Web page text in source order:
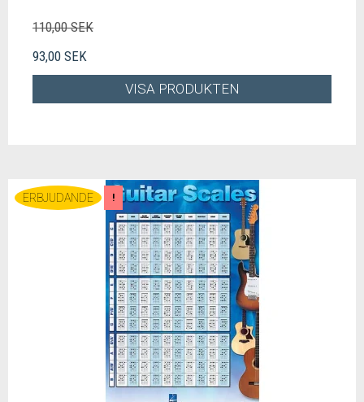
110,00 SEK
93,00 SEK
VISA PRODUKTEN
ERBJUDANDE !